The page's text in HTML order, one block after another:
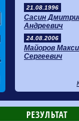
21.08.1996
Сасин
Андреевич
24.08.2006
Майоров
Сергеевич
РЕЗУЛЬТАТ